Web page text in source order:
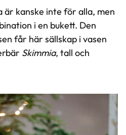
är kanske inte för alla, men
i en bukett. Den
får här sällskap i vasen
Skimmia, tall och